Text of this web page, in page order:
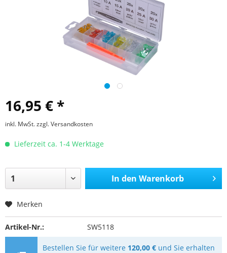
16,95 € *
inkl. MwSt.zzgl. Versandkosten
Lieferzeit ca. 1-4 Werktage
In den Warenkorb
Merken
Artikel-Nr.: SW5118
Bestellen Sie für weitere 120,00 € und Sie erhalten